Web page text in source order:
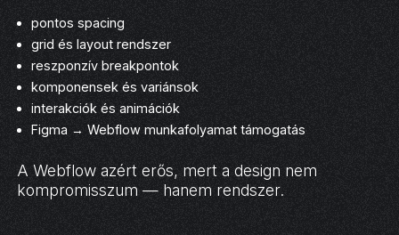
pontos spacing
grid és layout rendszer
reszponzív breakpontok
komponensek és variánsok
interakciók és animációk
Figma → Webflow munkafolyamat támogatás
A Webflow azért erős, mert a design nem
kompromisszum — hanem rendszer.